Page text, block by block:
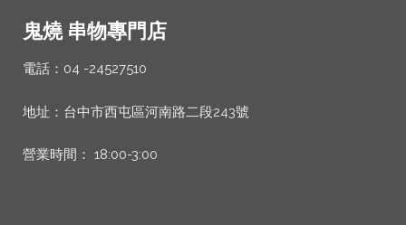
鬼燒 串物專門店
電話：04 -24527510
地址：台中市西屯區河南路二段243號
營業時間： 18:00-3:00